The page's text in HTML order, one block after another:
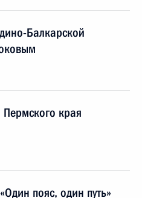
Балкарской
Пермского края
пояс, один путь»